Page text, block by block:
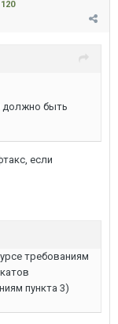
120
должно быть
если
требованиям
пункта 3)